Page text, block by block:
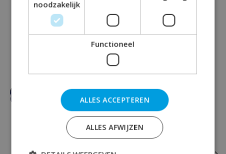
Dit vind je misschien ook leuk
Items van productcarrousel
noodzakelijk
Functioneel
ALLES ACCEPTEREN
ALLES AFWIJZEN